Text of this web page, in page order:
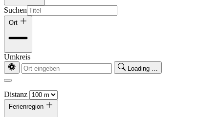
Suchen
Ort
Umkreis
Loading …
Distanz
Ferienregion